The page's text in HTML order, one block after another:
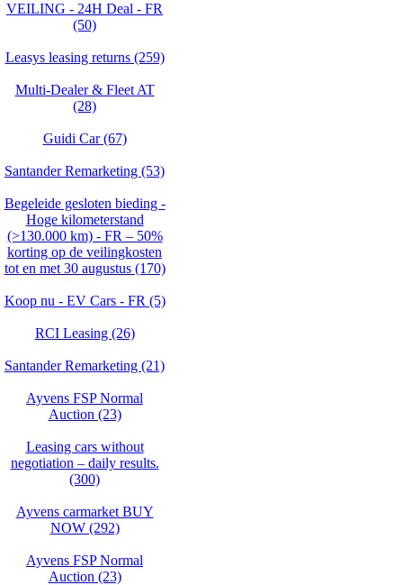
VEILING - 24H Deal - FR
(50)
Leasys leasing returns (259)
Multi-Dealer & Fleet AT
(28)
Guidi Car (67)
Santander Remarketing (53)
Begeleide gesloten bieding -
Hoge kilometerstand
(>130.000 km) - FR – 50%
korting op de veilingkosten
tot en met 30 augustus (170)
Koop nu - EV Cars - FR (5)
RCI Leasing (26)
Santander Remarketing (21)
Ayvens FSP Normal
Auction (23)
Leasing cars without
negotiation – daily results.
(300)
Ayvens carmarket BUY
NOW (292)
Ayvens FSP Normal
Auction (23)